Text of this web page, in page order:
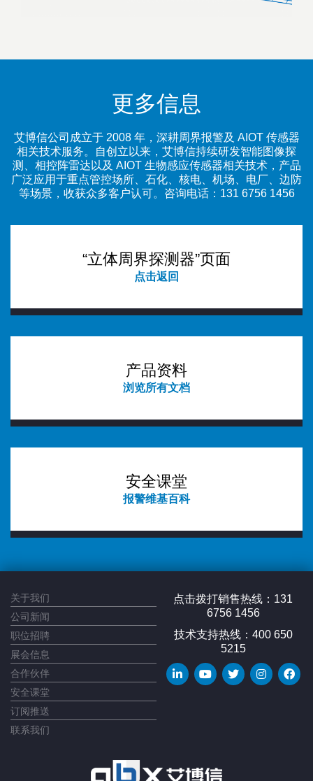
更多信息
艾博信公司成立于 2008 年，深耕周界报警及 AIOT 传感器
相关技术服务。自创立以来，艾博信持续研发智能图像探
测、相控阵雷达以及 AIOT 生物感应传感器相关技术，产品
广泛应用于重点管控场所、石化、核电、机场、电厂、边防
等场景，收获众多客户认可。咨询电话：131 6756 1456
“立体周界探测器”页面
点击返回
产品资料
浏览所有文档
安全课堂
报警维基百科
关于我们
公司新闻
职位招聘
展会信息
合作伙伴
安全课堂
订阅推送
联系我们
点击拨打销售热线：131
6756 1456
技术支持热线：400 650
5215